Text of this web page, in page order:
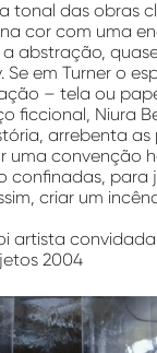
tonal das obras
cor com uma
abstração,
Se em Turner o
– tela ou
ficcional, Niura
arrebenta as
uma convenção
confinadas, para
criar um
artista
2004